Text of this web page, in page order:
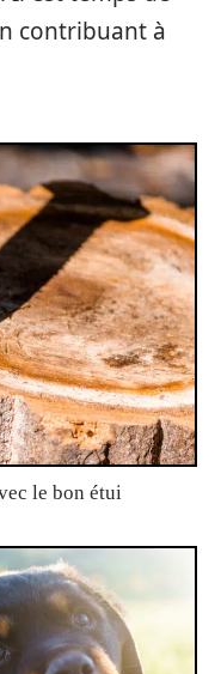
contribuant à
le bon étui